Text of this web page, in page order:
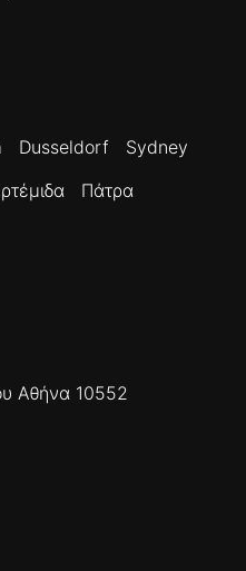
Dusseldorf
Sydney
Πάτρα
Αθήνα 10552